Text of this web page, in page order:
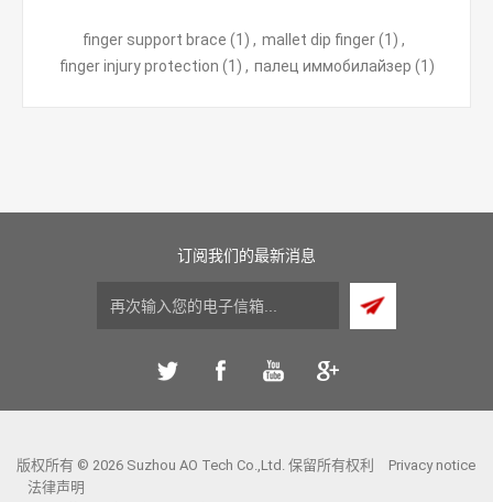
finger support brace (1) , mallet dip finger(1) ,
finger injury protection (1) , палец иммобилайзер (1)
订阅我们的最新消息
版权所有 © 2026 Suzhou AO Tech Co.,Ltd. 保留所有权利
Privacy notice
法律声明